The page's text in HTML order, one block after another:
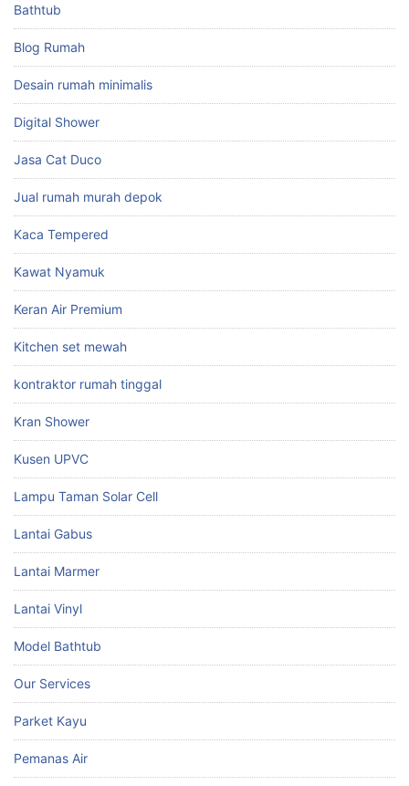
Bathtub
Blog Rumah
Desain rumah minimalis
Digital Shower
Jasa Cat Duco
Jual rumah murah depok
Kaca Tempered
Kawat Nyamuk
Keran Air Premium
Kitchen set mewah
kontraktor rumah tinggal
Kran Shower
Kusen UPVC
Lampu Taman Solar Cell
Lantai Gabus
Lantai Marmer
Lantai Vinyl
Model Bathtub
Our Services
Parket Kayu
Pemanas Air